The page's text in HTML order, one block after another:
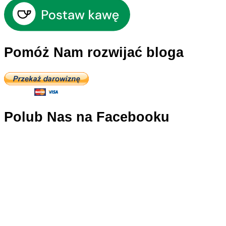
Pomóż Nam rozwijać bloga
Polub Nas na Facebooku